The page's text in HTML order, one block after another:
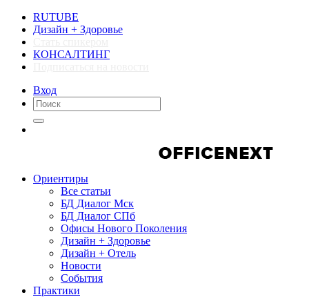
RUTUBE
Дизайн + Здоровье
КОНСАЛТИНГ
Вход
Ориентиры
Все статьи
БД Диалог Мск
БД Диалог СПб
Офисы Нового Поколения
Дизайн + Здоровье
Дизайн + Отель
Новости
События
Практики